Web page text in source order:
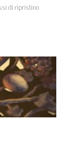
di ripristino